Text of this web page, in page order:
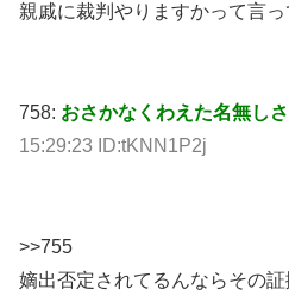
親戚に裁判やりますかって言
758: おさかなくわえた名無し
15:29:23 ID:tKNN1P2j
>>755
嫡出否定されてるんならその